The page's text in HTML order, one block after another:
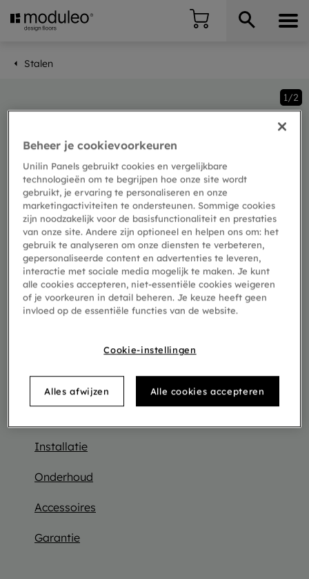
Stalen
1/2
We hebben je
bestelling goed
ontvangen
Sommige staalorders hebben mogelijks een
langere levertermijn.
Bedankt voor je begrip.
Mocht je ondertussen nog vragen hebben,
contacteer ons
ervan?
Installatie
Onderhoud
Accessoires
Garantie
Beheer je cookievoorkeuren
Unilin Panels gebruikt cookies en vergelijkbare
technologieën om te begrijpen hoe onze site wordt
gebruikt, je ervaring te personaliseren en onze
marketingactiviteiten te ondersteunen. Sommige cookies
zijn noodzakelijk voor de basisfunctionaliteit en prestaties
van onze site. Andere zijn optioneel en helpen ons om: het
gebruik te analyseren om onze diensten te verbeteren,
gepersonaliseerde content en advertenties te leveren,
interactie met sociale media mogelijk te maken. Je kunt
alle cookies accepteren, niet-essentiële cookies weigeren
of je voorkeuren in detail beheren. Je keuze heeft geen
invloed op de essentiële functies van de website.
Cookie-instellingen
Alles afwijzen Alle cookies accepteren